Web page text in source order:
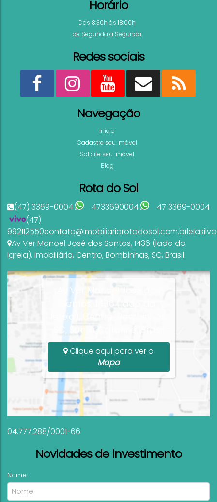
Shopping Tropical Sala à venda Centro
36.44m²
Horário
Das 8:30h às 18:00h
de Segunda a Segunda
Redes sociais
Navegação
Início
Cadastre seu Imóvel
Solicite seu Imóvel
Blog
Rota do Sol
(47) 3369-0004 4733690004
47 3369-0004
(47)
992112550contato@imobiliariarotadosol.com.br
Av Ver Manoel José dos Santos, 1436 (lado da
Igreja), imobiliária, Centro, Bombinhas, SC, Brasil
Av Ver Manoel José dos
Santos, 1436 (lado da
Igreja), Centro, Bombinhas,
SC, Santa Catarina, Brasil
Clique aqui para ver o
Mapa
04.777.288/0001-66
Novidades de investimento
Nome: